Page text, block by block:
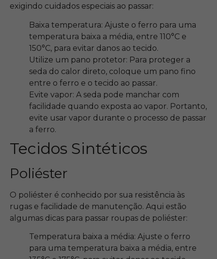
exigindo cuidados especiais ao passar:
Baixa temperatura: Ajuste o ferro para uma
temperatura baixa a média, entre 110°C e
150°C, para evitar danos ao tecido.
Utilize um pano protetor: Para proteger a
seda do calor direto, coloque um pano fino
entre o ferro e o tecido ao passar.
Evite vapor: A seda pode manchar com
facilidade quando exposta ao vapor. Portanto,
evite usar vapor durante o processo de passar
a ferro.
Tecidos Sintéticos
Poliéster
O poliéster é conhecido por sua resistência às
rugas e facilidade de manutenção. Aqui estão
algumas dicas para passar roupas de poliéster:
Temperatura baixa a média: Ajuste o ferro
para uma temperatura baixa a média, entre